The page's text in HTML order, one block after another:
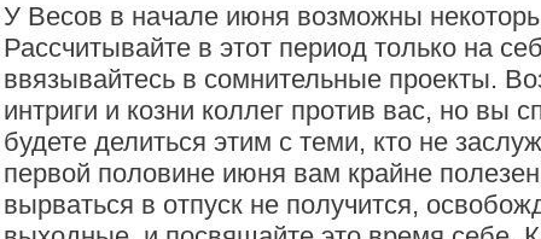
У Весов в начале июня возможны
Рассчитывайте в этот период только на
ввязывайтесь в сомнительные проекты.
интриги и козни коллег против вас, но вы
будете делиться этим с теми, кто не
первой половине июня вам крайне
вырваться в отпуск не получится,